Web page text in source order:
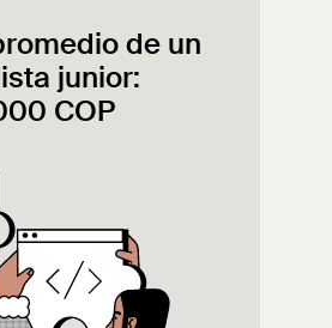
de un
junior:
COP